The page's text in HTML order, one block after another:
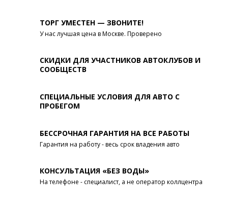
ТОРГ УМЕСТЕН — ЗВОНИТЕ!
У нас лучшая цена в Москве. Проверено
СКИДКИ ДЛЯ УЧАСТНИКОВ АВТОКЛУБОВ И
СООБЩЕСТВ
СПЕЦИАЛЬНЫЕ УСЛОВИЯ ДЛЯ АВТО С
ПРОБЕГОМ
БЕССРОЧНАЯ ГАРАНТИЯ НА ВСЕ РАБОТЫ
Гарантия на работу - весь срок владения авто
КОНСУЛЬТАЦИЯ «БЕЗ ВОДЫ»
На телефоне - специалист, а не оператор коллцентра